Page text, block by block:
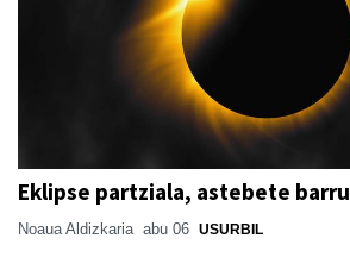
Eklipse partziala, astebete barru
Noaua Aldizkaria abu 06 USURBIL